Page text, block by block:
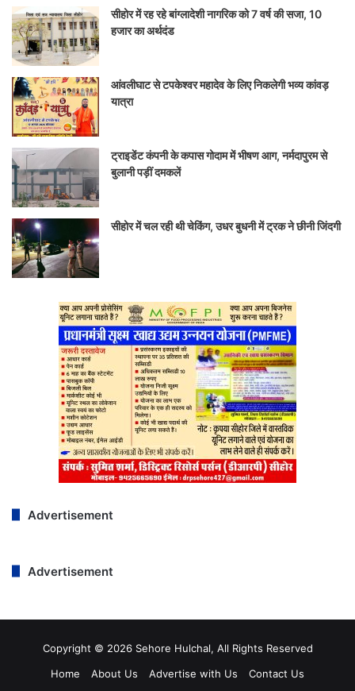
सीहोर में रह रहे बांग्लादेशी नागरिक को 7 वर्ष की सजा, 10
हजार का अर्थदंड
आंवलीघाट से टपकेश्वर महादेव के लिए निकलेगी भव्य कांवड़
यात्रा
ट्राइडेंट कंपनी के कपास गोदाम में भीषण आग, नर्मदापुरम से
बुलानी पड़ीं दमकलें
सीहोर में चल रही थी चेकिंग, उधर बुधनी में ट्रक ने छीनी जिंदगी
Advertisement
Advertisement
Copyright © 2026 Sehore Hulchal, All Rights Reserved
Home
About Us Advertise with Us Contact Us